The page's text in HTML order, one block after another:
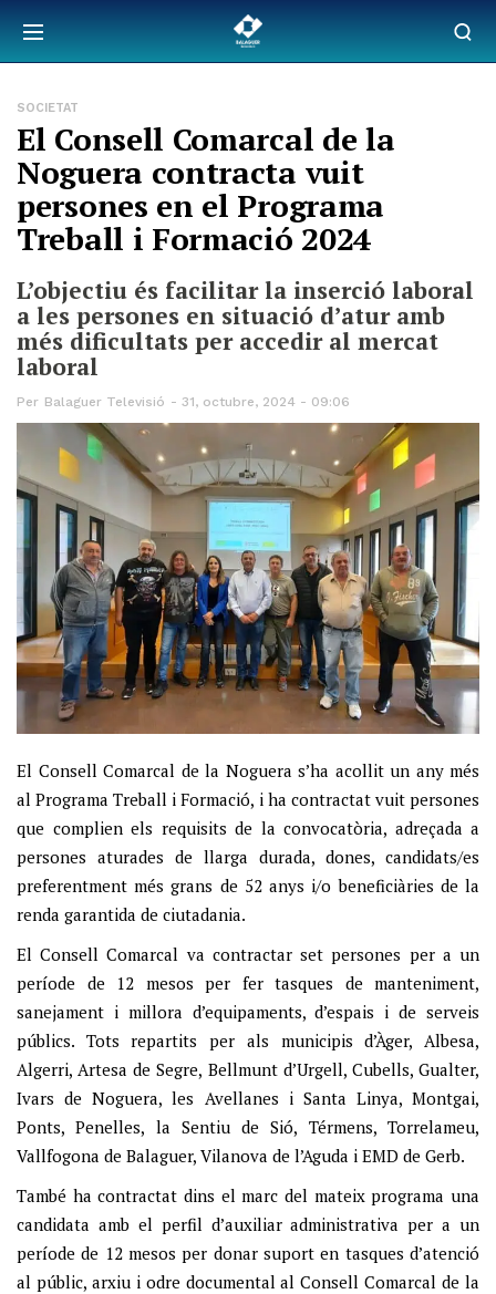
SOCIETAT
El Consell Comarcal de la
Noguera contracta vuit
persones en el Programa
Treball i Formació 2024
L’objectiu és facilitar la inserció laboral
a les persones en situació d’atur amb
més dificultats per accedir al mercat
laboral
Per Balaguer Televisió 31, octubre, 2024 - 09:06
El Consell Comarcal de la Noguera s’ha acollit un any més
al Programa Treball i Formació, i ha contractat vuit persones
que complien els requisits de la convocatòria, adreçada a
persones aturades de llarga durada, dones, candidats/es
preferentment més grans de 52 anys i/o beneficiàries de la
renda garantida de ciutadania.
El Consell Comarcal va contractar set persones per a un
període de 12 mesos per fer tasques de manteniment,
sanejament i millora d’equipaments, d’espais i de serveis
públics. Tots repartits per als municipis d’Àger, Albesa,
Algerri, Artesa de Segre, Bellmunt d’Urgell, Cubells, Gualter,
Ivars de Noguera, les Avellanes i Santa Linya, Montgai,
Ponts, Penelles, la Sentiu de Sió, Térmens, Torrelameu,
Vallfogona de Balaguer, Vilanova de l’Aguda i EMD de Gerb.
També ha contractat dins el marc del mateix programa una
candidata amb el perfil d’auxiliar administrativa per a un
període de 12 mesos per donar suport en tasques d’atenció
al públic, arxiu i odre documental al Consell Comarcal de la